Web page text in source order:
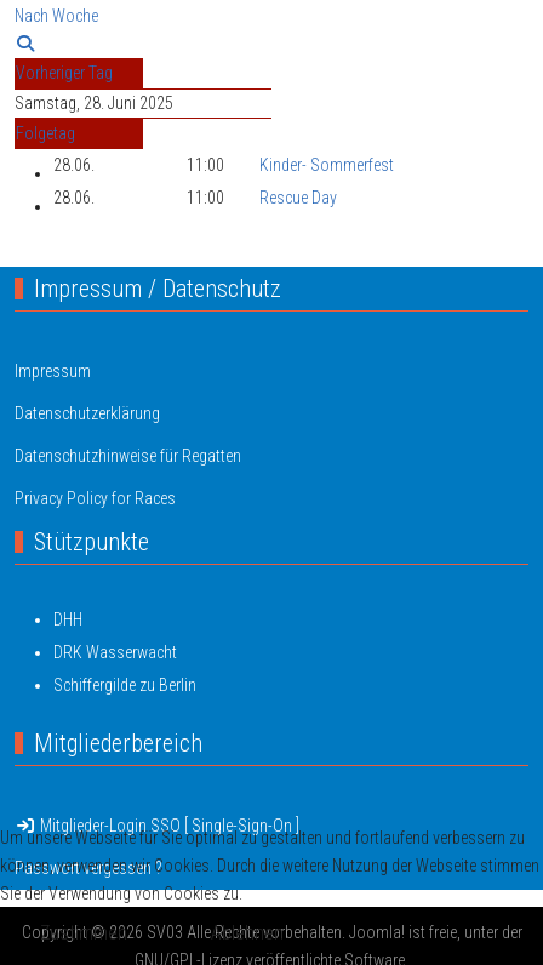
Nach Woche
Vorheriger Tag
Samstag, 28. Juni 2025
Folgetag
28.06.
11:00
Kinder- Sommerfest
28.06.
11:00 Rescue Day
Impressum / Datenschutz
Impressum
Datenschutzerklärung
Datenschutzhinweise für Regatten
Privacy Policy for Races
Stützpunkte
DHH
DRK Wasserwacht
Schiffergilde zu Berlin
Mitgliederbereich
Mitglieder-Login SSO [ Single-Sign-On ]
Passwort vergessen ?
Copyright © 2026 SV03 Alle Rechte vorbehalten. Joomla! ist freie, unter der
GNU/GPL-Lizenz veröffentlichte Software.
Um unsere Webseite für Sie optimal zu gestalten und fortlaufend verbessern zu
können, verwenden wir Cookies. Durch die weitere Nutzung der Webseite stimmen
Sie der Verwendung von Cookies zu.
Zustimmen Ablehnen